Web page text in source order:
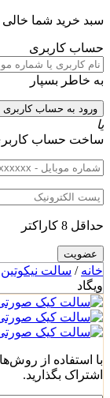
سبد خرید شما
حساب کاربری
به خاطر بسپار
یا
ساخت حساب
حداقل 8 کاراکتر
خانه / سالت نیکوتین
ویگاد
با استفاده از
اشتراک بگذارید.